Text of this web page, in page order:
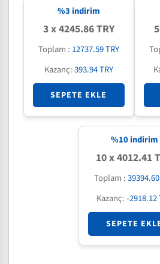
%3 indirim
3 x 4245.86 TRY
Toplam : 12737.59 TRY
Kazanç:393.94 TRY
SEPETE EKLE
%10indirim
10 x 4012.41
Toplam :
Kazanç:-2918.12
SEPETE